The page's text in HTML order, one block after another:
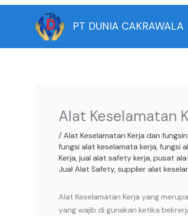
Skip
PT DUNIA CAKRAWALA
Alat Keselamatan
/Alat Keselamatan Kerja dan
fungsi alat keselamata kerja,fungsi
Kerja,jual alat safety kerja,pusat
Jual Alat Safety,supplier alat
Alat Keselamatan Kerja yang
yang wajib di gunakan ketika